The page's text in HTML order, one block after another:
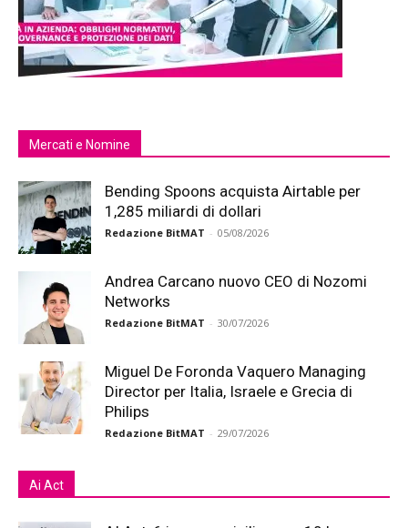
Mercati e Nomine
Bending Spoons acquista Airtable per
1,285 miliardi di dollari
Redazione BitMAT - 05/08/2026
Andrea Carcano nuovo CEO di Nozomi
Networks
Redazione BitMAT - 30/07/2026
Miguel De Foronda Vaquero Managing
Director per Italia, Israele e Grecia di
Philips
Redazione BitMAT - 29/07/2026
Ai Act